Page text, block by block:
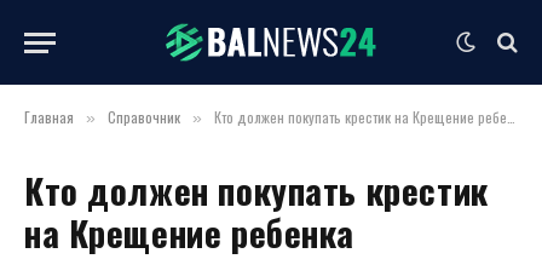
Главная » Справочник » Кто должен покупать крестик на Крещение ребенка
Кто должен покупать крестик
на Крещение ребенка